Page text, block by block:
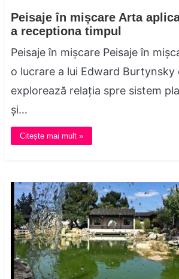
Peisaje în mișcare Arta
a receptiona timpul
Peisaje în mișcare Peisaje în
o lucrare a lui Edward Burtynsky
explorează relația spre sistem
și…
Citește mai mult »